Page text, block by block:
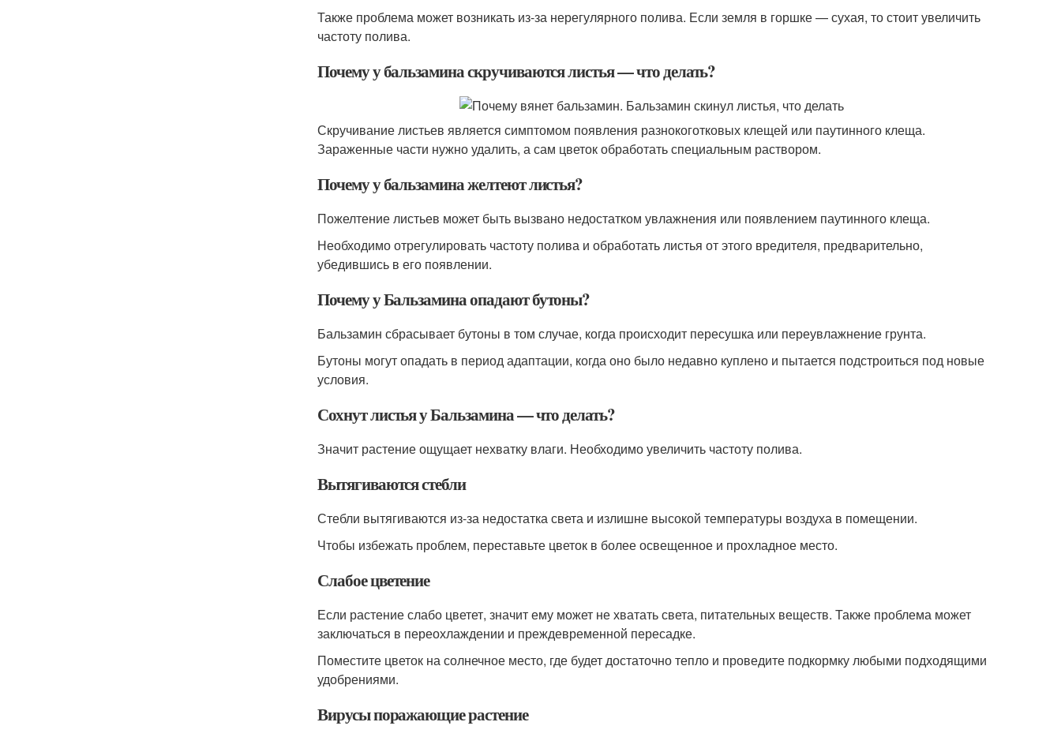
Также проблема может возникать из-за нерегулярного полива. Если земля в горшке — сухая, то стоит увеличить
частоту полива.
Почему у бальзамина скручиваются листья — что делать?
Скручивание листьев является симптомом появления разнокоготковых клещей или паутинного клеща.
Зараженные части нужно удалить, а сам цветок обработать специальным раствором.
Почему у бальзамина желтеют листья?
Пожелтение листьев может быть вызвано недостатком увлажнения или появлением паутинного клеща.
Необходимо отрегулировать частоту полива и обработать листья от этого вредителя, предварительно,
убедившись в его появлении.
Почему у Бальзамина опадают бутоны?
Бальзамин сбрасывает бутоны в том случае, когда происходит пересушка или переувлажнение грунта.
Бутоны могут опадать в период адаптации, когда оно было недавно куплено и пытается подстроиться под новые
условия.
Сохнут листья у Бальзамина — что делать?
Значит растение ощущает нехватку влаги. Необходимо увеличить частоту полива.
Вытягиваются стебли
Стебли вытягиваются из-за недостатка света и излишне высокой температуры воздуха в помещении.
Чтобы избежать проблем, переставьте цветок в более освещенное и прохладное место.
Слабое цветение
Если растение слабо цветет, значит ему может не хватать света, питательных веществ. Также проблема может
заключаться в переохлаждении и преждевременной пересадке.
Поместите цветок на солнечное место, где будет достаточно тепло и проведите подкормку любыми подходящими
удобрениями.
Вирусы поражающие растение